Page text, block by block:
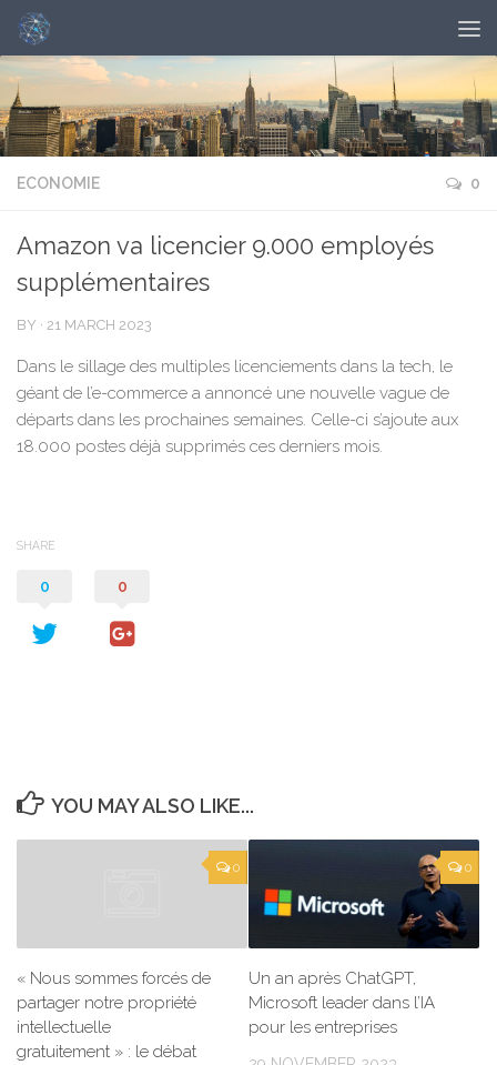
ECONOMIE 0
Amazon va licencier 9.000 employés
supplémentaires
BY · 21 MARCH 2023
Dans le sillage des multiples licenciements dans la tech, le
géant de l’e-commerce a annoncé une nouvelle vague de
départs dans les prochaines semaines. Celle-ci s’ajoute aux
18.000 postes déjà supprimés ces derniers mois.
SHARE
0 0
YOU MAY ALSO LIKE...
0
« Nous sommes forcés de
partager notre propriété
intellectuelle
gratuitement » : le débat
0
Un an après ChatGPT,
Microsoft leader dans l’IA
pour les entreprises